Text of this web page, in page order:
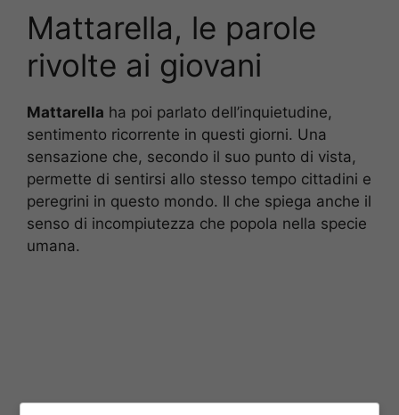
Mattarella, le parole
rivolte ai giovani
Mattarella ha poi parlato dell’inquietudine,
sentimento ricorrente in questi giorni. Una
sensazione che, secondo il suo punto di vista,
permette di sentirsi allo stesso tempo cittadini e
peregrini in questo mondo. Il che spiega anche il
senso di incompiutezza che popola nella specie
umana.